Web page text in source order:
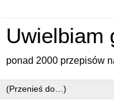
Uwielbiam
ponad 2000 przepisów